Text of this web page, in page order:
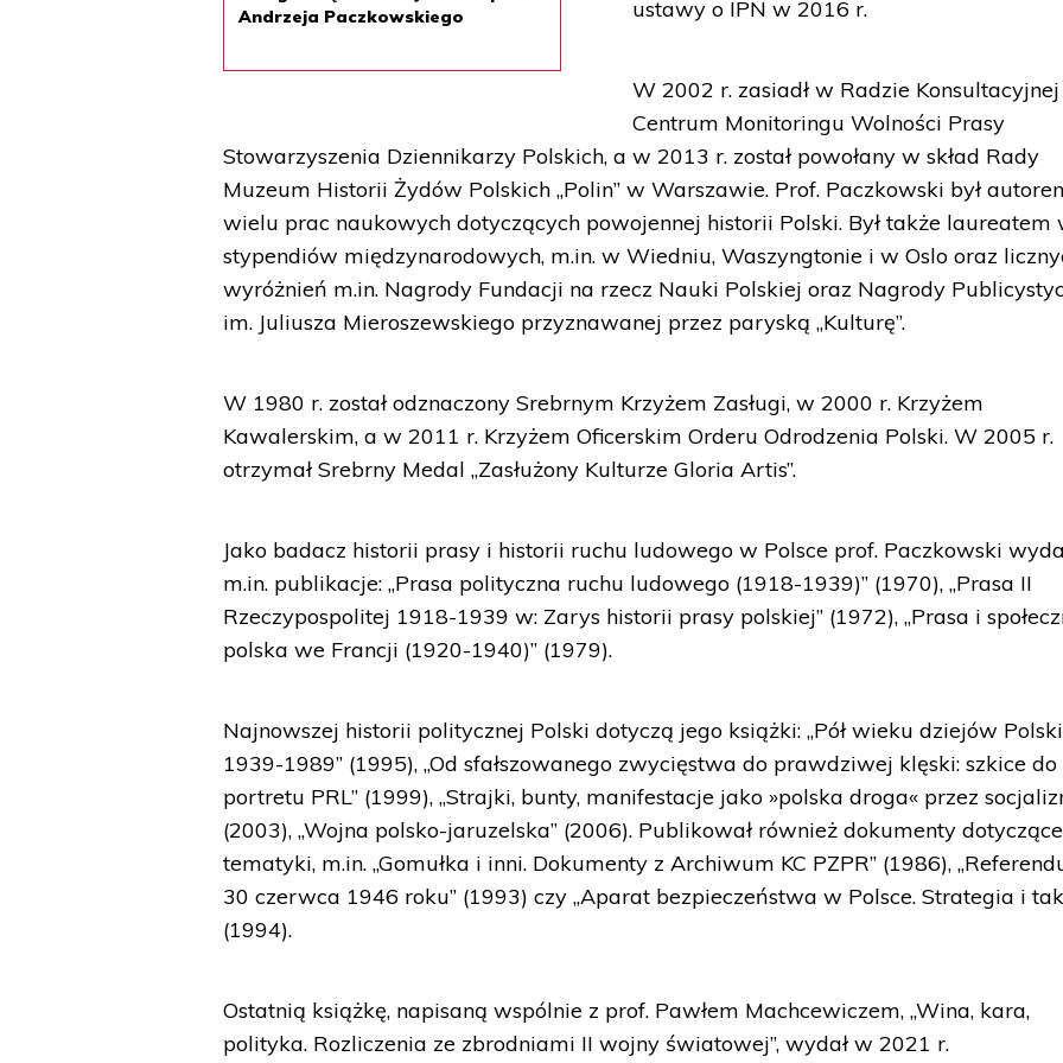
Andrzeja Paczkowskiego
ustawy o IPN w 2016 r.
W 2002 r. zasiadł w Radzie Konsultacyjnej
Centrum Monitoringu Wolności Prasy
Stowarzyszenia Dziennikarzy Polskich, a w 2013 r. został powołany w skład Rady
Muzeum Historii Żydów Polskich „Polin” w Warszawie. Prof. Paczkowski był
wielu prac naukowych dotyczących powojennej historii Polski. Był także laureatem
stypendiów międzynarodowych, m.in. w Wiedniu, Waszyngtonie i w Oslo oraz
wyróżnień m.in. Nagrody Fundacji na rzecz Nauki Polskiej oraz Nagrody
im. Juliusza Mieroszewskiego przyznawanej przez paryską „Kulturę”.
W 1980 r. został odznaczony Srebrnym Krzyżem Zasługi, w 2000 r. Krzyżem
Kawalerskim, a w 2011 r. Krzyżem Oficerskim Orderu Odrodzenia Polski. W 2005 r.
otrzymał Srebrny Medal „Zasłużony Kulturze Gloria Artis”.
Jako badacz historii prasy i historii ruchu ludowego w Polsce prof. Paczkowski
m.in. publikacje: „Prasa polityczna ruchu ludowego (1918-1939)” (1970), „Prasa II
Rzeczypospolitej 1918-1939 w: Zarys historii prasy polskiej” (1972), „Prasa i
polska we Francji (1920-1940)” (1979).
Najnowszej historii politycznej Polski dotyczą jego książki: „Pół wieku dziejów Polski
1939-1989” (1995), „Od sfałszowanego zwycięstwa do prawdziwej klęski: szkice do
portretu PRL” (1999), „Strajki, bunty, manifestacje jako »polska droga« przez
(2003), „Wojna polsko-jaruzelska” (2006). Publikował również dokumenty
tematyki, m.in. „Gomułka i inni. Dokumenty z Archiwum KC PZPR” (1986),
30 czerwca 1946 roku” (1993) czy „Aparat bezpieczeństwa w Polsce. Strategia i
(1994).
Ostatnią książkę, napisaną wspólnie z prof. Pawłem Machcewiczem, „Wina, kara,
polityka. Rozliczenia ze zbrodniami II wojny światowej”, wydał w 2021 r.